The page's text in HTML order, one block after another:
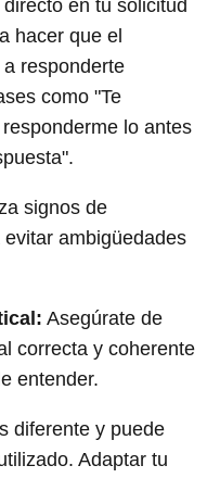
directo en tu solicitud
hacer que el
responderte
como "Te
lo antes
signos de
ambigüedades
Asegúrate de
correcta y coherente
entender.
diferente y puede
Adaptar tu